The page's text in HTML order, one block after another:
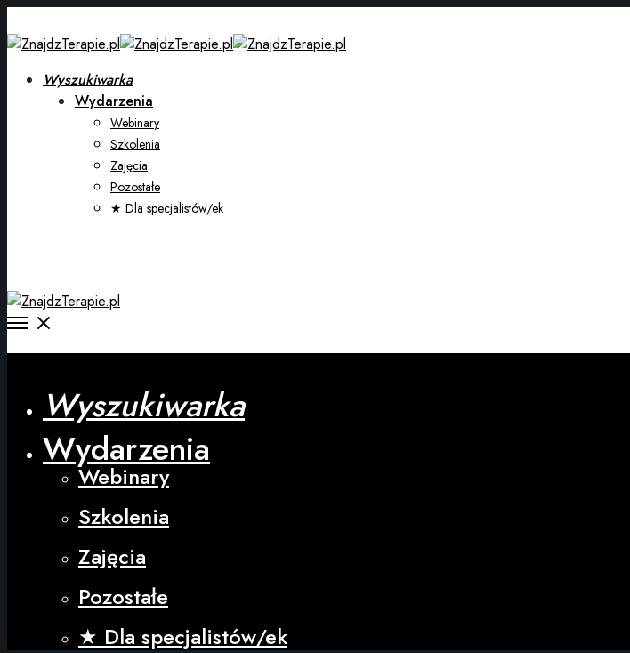
Wyszukiwarka
Wydarzenia
Webinary
Szkolenia
Zajęcia
Pozostałe
★ Dla specjalistów/ek
Wyszukiwarka
Wydarzenia
Webinary
Szkolenia
Zajęcia
Pozostałe
★ Dla specjalistów/ek